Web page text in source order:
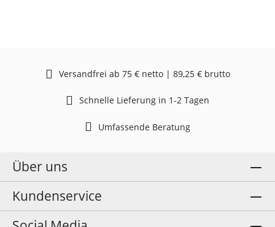
Versandfrei ab 75 € netto | 89,25 € brutto
Schnelle Lieferung in 1-2 Tagen
Umfassende Beratung
Über uns
Kundenservice